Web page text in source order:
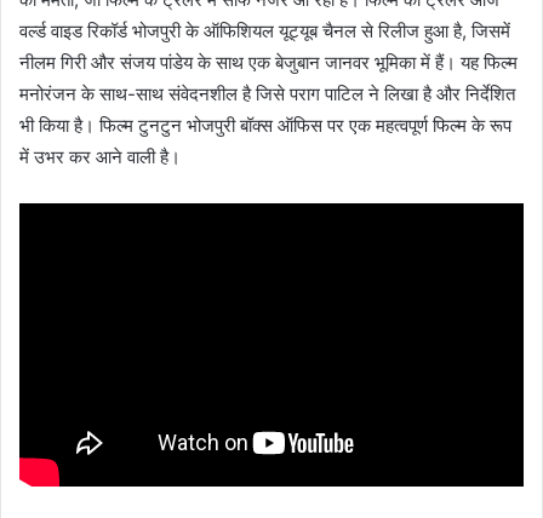
वर्ल्ड वाइड रिकॉर्ड भोजपुरी के ऑफिशियल यूट्यूब चैनल से रिलीज हुआ है, जिसमें
नीलम गिरी और संजय पांडेय के साथ एक बेजुबान जानवर भूमिका में हैं। यह फिल्म
मनोरंजन के साथ-साथ संवेदनशील है जिसे पराग पाटिल ने लिखा है और निर्देशित
भी किया है। फिल्म टुनटुन भोजपुरी बॉक्स ऑफिस पर एक महत्वपूर्ण फिल्म के रूप
में उभर कर आने वाली है।